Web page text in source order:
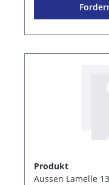
Produkt
Aussen Lamelle